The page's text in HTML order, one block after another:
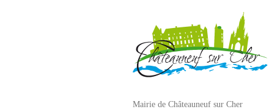
Mairie de Châteauneuf sur Cher